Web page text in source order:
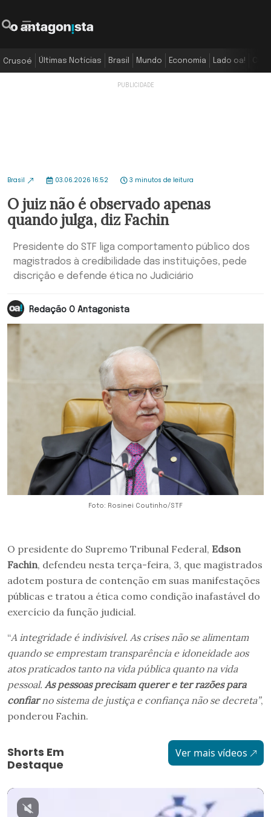
Crusoé Últimas Notícias Brasil Mundo Economia Lado oa!
Brasil 03.06.2026 16:52 3 minutos de leitura
O juiz não é observado apenas
quando julga, diz Fachin
Presidente do STF liga comportamento público dos
magistrados à credibilidade das instituições, pede
discrição e defende ética no Judiciário
Redação O Antagonista
Foto: Rosinei Coutinho/STF
O presidente do Supremo Tribunal Federal, Edson
Fachin, defendeu nesta terça-feira, 3, que magistrados
adotem postura de contenção em suas manifestações
públicas e tratou a ética como condição inafastável do
exercício da função judicial.
“A integridade é indivisível. As crises não se alimentam
quando se emprestam transparência e idoneidade aos
atos praticados tanto na vida pública quanto na vida
pessoal. As pessoas precisam querer e ter razões para
confiarno sistema de justiça e confiança não se decreta”,
ponderou Fachin.
Shorts Em
Destaque
Ver mais vídeos